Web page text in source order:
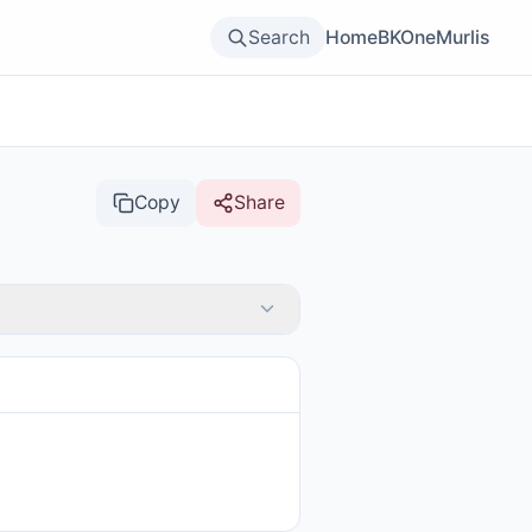
Search HomeBKOneMurlis
Copy Share